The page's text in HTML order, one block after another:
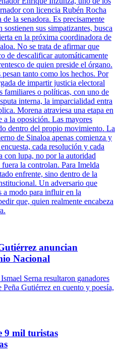
con licencia Rubén Rocha
la senadora. Es precisamente
sus simpatizantes, busca
en la próxima coordinadora de
No se trata de afirmar que
de descalificar automáticamente
de quien preside el órgano.
tanto como los hechos. Por
de impartir justicia electoral
familiares o políticas, con uno de
interna, la imparcialidad entra
Morena atraviesa una etapa en
a la oposición. Las mayores
dentro del propio movimiento. La
de Sinaloa apenas comienza y
cada resolución y cada
con lupa, no por la autoridad
la controlan. Para Imelda
enfrente, sino dentro de la
Un adversario que
a modo para influir en la
que, quien realmente encabeza
anuncian
Nacional
Serna resultaron ganadores
Gutiérrez en cuento y poesía,
9 mil turistas